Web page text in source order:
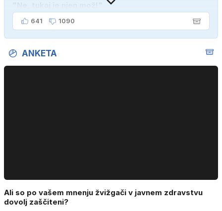
641 1090
ANKETA
Ali so po vašem mnenju žvižgači v javnem zdravstvu
dovolj zaščiteni?